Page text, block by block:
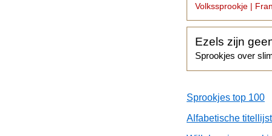
Volkssprookje |
Ezels zijn
Sprookjes over
Sprookjes top 100
Alfabetische titellijst